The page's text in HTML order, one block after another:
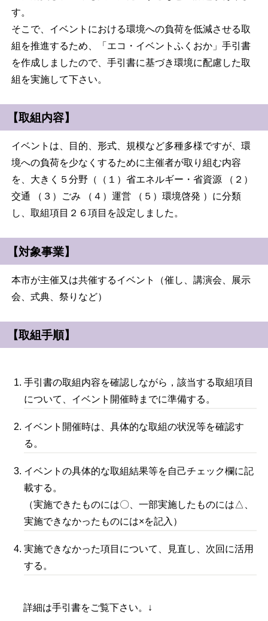
す。
そこで、イベントにおける環境への負荷を低減させる取
組を推進するため、「エコ・イベントふくおか」手引書
を作成しましたので、手引書に基づき環境に配慮した取
組を実施して下さい。
【取組内容】
イベントは、目的、形式、規模など多種多様ですが、環
境への負荷を少なくするために主催者が取り組む内容
を、大きく５分野（（１）省エネルギー・省資源 （２）
交通 （３）ごみ （４）運営 （５）環境啓発 ）に分類
し、取組項目２６項目を設定しました。
【対象事業】
本市が主催又は共催するイベント（催し、講演会、展示
会、式典、祭りなど）
【取組手順】
手引書の取組内容を確認しながら，該当する取組項目
について、イベント開催時までに準備する。
イベント開催時は、具体的な取組の状況等を確認す
る。
イベントの具体的な取組結果等を自己チェック欄に記
載する。
（実施できたものには〇、一部実施したものには△、
実施できなかったものには×を記入）
実施できなかった項目について、見直し、次回に活用
する。
詳細は手引書をご覧下さい。↓